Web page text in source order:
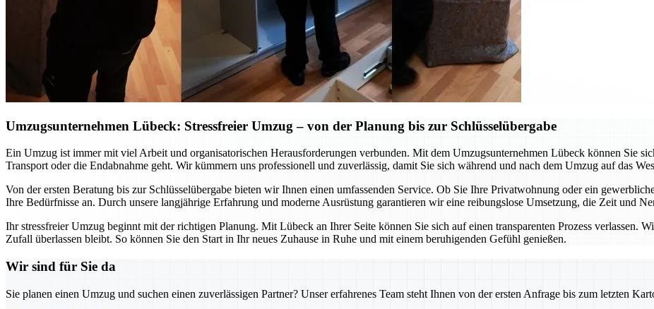
Umzugsunternehmen Lübeck: Stressfreier Umzug – von der Planung bis zur Schlüsselübergabe
Ein Umzug ist immer mit viel Arbeit und organisatorischen Herausforderungen verbunden. Mit dem Umzugsunternehmen Lübeck können Sie
Transport oder die Endabnahme geht. Wir kümmern uns professionell und zuverlässig, damit Sie sich während und nach dem Umzug auf das
Von der ersten Beratung bis zur Schlüsselübergabe bieten wir Ihnen einen umfassenden Service. Ob Sie Ihre Privatwohnung oder ein
Ihre Bedürfnisse an. Durch unsere langjährige Erfahrung und moderne Ausrüstung garantieren wir eine reibungslose Umsetzung, die Zeit und
Ihr stressfreier Umzug beginnt mit der richtigen Planung. Mit Lübeck an Ihrer Seite können Sie sich auf einen transparenten Prozess verlassen.
Zufall überlassen bleibt. So können Sie den Start in Ihr neues Zuhause in Ruhe und mit einem beruhigenden Gefühl genießen.
Wir sind für Sie da
Sie planen einen Umzug und suchen einen zuverlässigen Partner? Unser erfahrenes Team steht Ihnen von der ersten Anfrage bis zum letzten